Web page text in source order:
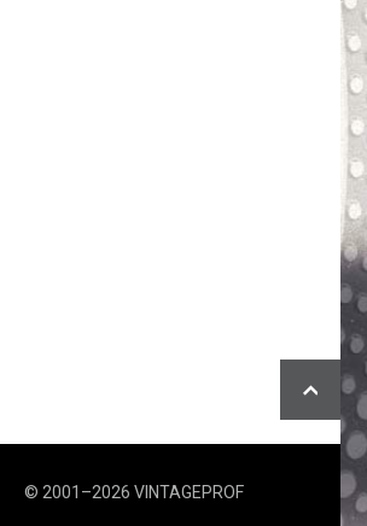
© 2001–2026 VINTAGEPROF